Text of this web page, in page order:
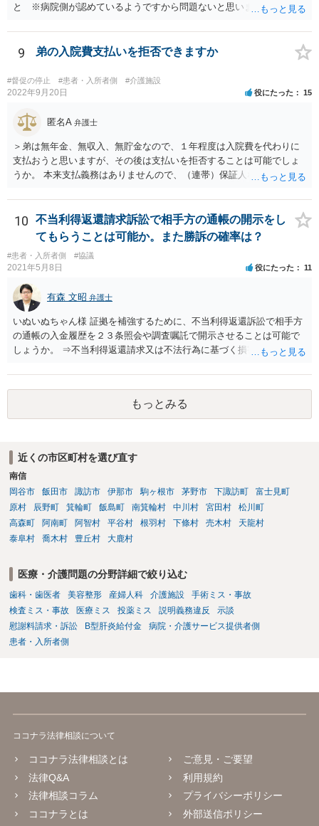
と ※病院側が認めているようですから問題ないと思います。 ② 手
術のミスの「せいで」マスクが外せなくなったこと ④ 仕事を休まな
ければならなくなった「せいで」休業損害が発生したこと ⑤ マスク
を外せなくなった「せいで」経済的に評価できる精神的な損害が発生
したこと 「せいで」と強調した点が，内藤先生のご指摘なさる「相当
因果関係」です。 手術のミスと関係のないことまでは責任追及ができ
しく悪くなってしまったとか， 手術のミスの結果，入院期間が延びて
しまったとかいう事情があれば， 追加請求が可能な余地があります。
ただし，手術代の返金に応じた際に「これ以上金銭の請求はしませ
ん」という趣旨の合意をしてしまっていると， 上記の請求は，基本的
には困難となります。
9 弟の入院費支払いを拒否できますか
#督促の停止 #患者・入所者側 #介護施設
2022年9月20日 役にたった 15
匿名A 弁護士
＞弟は無年金、無収入、無貯金なので、１年程度は入院費を代わりに
支払おうと思いますが、その後は支払いを拒否することは可能でしょ
うか。 本来支払義務はありませんので、（連帯）保証人などにならな
10
不当利得返還請求訴訟で相手方の通帳の開示をし
てもらうことは可能か。また勝訴の確率は？
#患者・入所者側 #協議
2021年5月8日 役にたった 11
有森 文昭 弁護士
いぬいぬちゃん様 証拠を補強するために、不当利得返還訴訟で相手方
の通帳の入金履歴を２３条照会や調査嘱託で開示させることは可能で
しょうか。 ⇒不当利得返還請求又は不法行為に基づく損害賠償請求の
等を行うことは十分考えられます。もっとも、網羅的な探索的調査と
なることを裁判所は忌避しますので、具体的な期間等を特定して行う
必要があります。 不正引き出しと入金の金額と日付がすべて一致して
いた場合勝訴の確率はどのくらいでしょうか。 ⇒誠に恐縮ですが、勝
縮ですが、使途不明金訴訟の場合には、よくて５分５分というところ
です。 なお、仮に裁判で勝ったとしても弟さんに資力がないと具体的
な回収をすることはできませんので、弟さんの財産への事前の仮差押
え等もきちんと検討してくれる弁護士の方にご相談いただくことをお
勧めいたします。
もっとみる
近くの市区町村を選び直す
南信
岡谷市
飯田市 諏訪市 伊那市 駒ヶ根市 茅野市 下諏訪町
富士見町
原村
辰野町 箕輪町 飯島町 南箕輪村 中川村 宮田村
松川町
高森町
阿南町 阿智村 平谷村 根羽村 下條村 売木村
天龍村
泰阜村
喬木村 豊丘村 大鹿村
医療・介護問題の分野詳細で絞り込む
歯科・歯医者 美容整形 産婦人科 介護施設
手術ミス・事故
検査ミス・事故
医療ミス 投薬ミス 説明義務違反
示談
慰謝料請求・訴訟
B型肝炎給付金
病院・介護サービス提供者側
患者・入所者側
ココナラ法律相談について
ココナラ法律相談とは
法律Q&A
法律相談コラム
ココナラとは
ご意見・ご要望
利用規約
プライバシーポリシー
外部送信ポリシー